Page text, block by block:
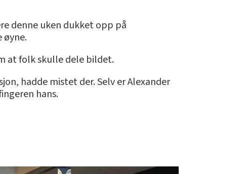
denne uken dukket opp på
øyne.
at folk skulle dele bildet.
hadde mistet der. Selv er Alexander
hans.